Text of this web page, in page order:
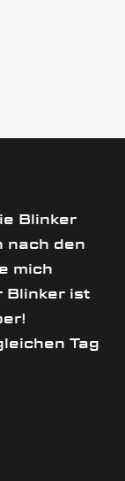
Blinker
nach den
mich
Blinker ist
Tag